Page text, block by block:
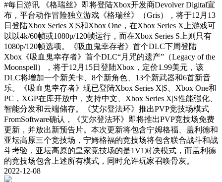
#每日游讯
《格瑞丝》即将登陆Xbox开发商Devolver Digital宣
布，平台动作冒险独立游戏《格瑞丝》（Gris），将于12月13
日登陆Xbox Series X|S和Xbox One，在Xbox Series X上游戏可
以以4k/60帧或1080p/120帧运行，而在Xbox Series S上则只有
1080p/120帧选项。《吸血鬼幸存者》首个DLC下周登陆
Xbox《吸血鬼幸存者》首个DLC“月咒的遗产”（Legacy of the
Moonspell），将于12月15日登陆Xbox，定价1.99美元，该
DLC将增加一个新关卡、8个新角色、13个新武器和6首新音
乐。《吸血鬼幸存者》现已登陆Xbox Series X|S、Xbox One和
PC，XGP在库开放中，支持中文、Xbox Series X|S性能强化、
智能分发和云端储存。《艾尔登法环》推出PVP竞技场模式
FromSoftware确认，《艾尔登法环》即将推出PVP竞技场免费
更新，并放出新预告片。本次更新将包含宁姆格福、盖利德和
亚坛高原三个竞技场，宁姆格福的竞技场将包含联合战斗和战
斗考验，亚坛高原的皇家竞技场的是1V1对决模式，而盖利德
的竞技场包含上述所有模式，同时允许玩家召唤骨灰。
2022-12-08